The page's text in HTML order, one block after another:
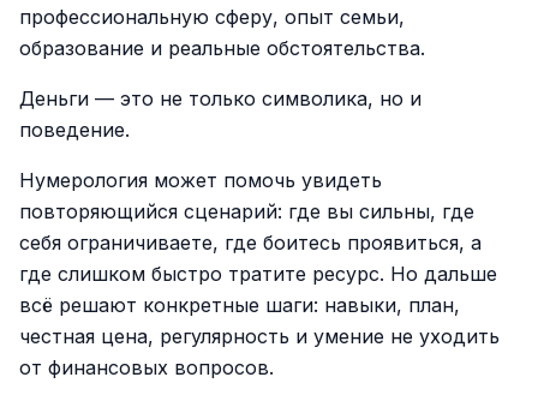
профессиональную сферу, опыт семьи,
образование и реальные обстоятельства.
Деньги — это не только символика, но и
поведение.
Нумерология может помочь увидеть
повторяющийся сценарий: где вы сильны, где
себя ограничиваете, где боитесь проявиться, а
где слишком быстро тратите ресурс. Но дальше
всё решают конкретные шаги: навыки, план,
честная цена, регулярность и умение не уходить
от финансовых вопросов.